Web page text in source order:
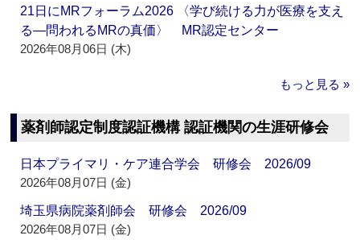
21日にMRフォーラム2026 〈学び続ける力が医療を支え
る―問われるMRの真価〉 MR認定センター
2026年08月06日 (木)
もっと見る »
薬剤師認定制度認証機構 認証機関の生涯研修会
日本プライマリ・ケア連合学会 研修会 2026/09
2026年08月07日 (金)
埼玉県病院薬剤師会 研修会 2026/09
2026年08月07日 (金)